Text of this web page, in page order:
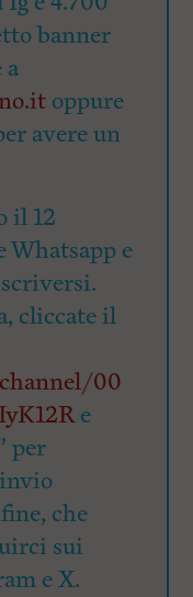
banner
a
oppure
avere un
il 12
Whatsapp e
cliccate il
00
e
per
che
sui
e X.